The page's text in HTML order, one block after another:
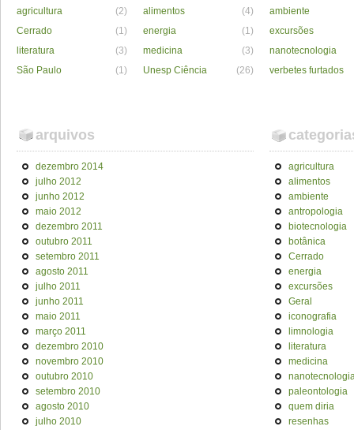
agricultura (2) alimentos (4)
ambiente
Cerrado
(1) energia (1)
excursões
literatura
(3) medicina (3)
nanotecnologia
São Paulo
(1) Unesp Ciência (26) verbetes furtados
arquivos
dezembro 2014
julho 2012
junho 2012
maio 2012
dezembro 2011
outubro 2011
setembro 2011
agosto 2011
julho 2011
junho 2011
maio 2011
março 2011
dezembro 2010
novembro 2010
outubro 2010
setembro 2010
agosto 2010
julho 2010
agricultura
alimentos
ambiente
antropologia
biotecnologia
botânica
Cerrado
energia
excursões
Geral
iconografia
limnologia
literatura
medicina
paleontologia
quem diria
resenhas